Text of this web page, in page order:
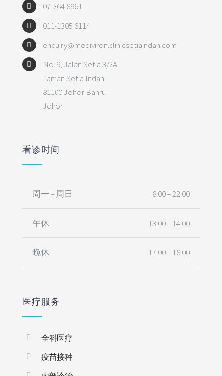
07-364 8961
011-1305 6114
enquiry@mediviron.clinicsetiaindah.com
No. 9, Jalan Setia 3/2A
Taman Setia Indah
81100 Johor Bahru
Johor
看诊时间
周一 – 周日 8:00 – 22:00
午休 13:00 – 14:00
晚休 17:00 – 18:00
医疗服务
全科医疗
疫苗接种
Taman Setia Indah
81100 Johor Bahru
Johor
07-364 8961
011-1305 6114
enquiry@mediviron.clinicsetiaindah.com
MEDICAL SERVICES
ECG